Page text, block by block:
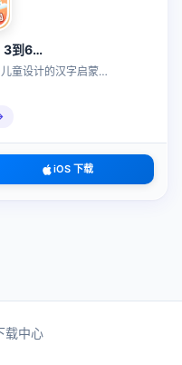
3到6…
童设计的汉字启蒙…
iOS 下载
中心